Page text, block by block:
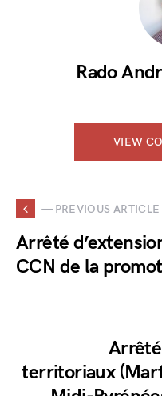
Rado
VIEW
— PREVIOUS ARTICLE
Arrêté
CCN de la
Arrêté
territoriaux